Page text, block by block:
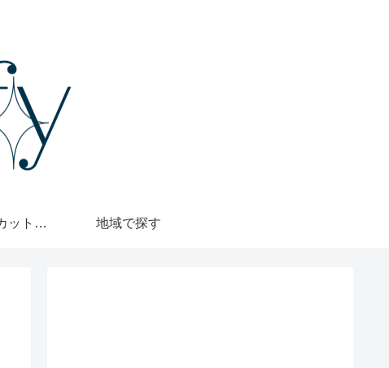
格安・1000円カットで探す 地域で探す